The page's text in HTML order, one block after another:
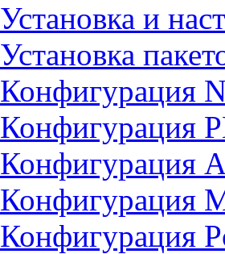
Установка и
Установка
Конфигурация
Конфигурация
Конфигурация
Конфигурация
Конфигурация